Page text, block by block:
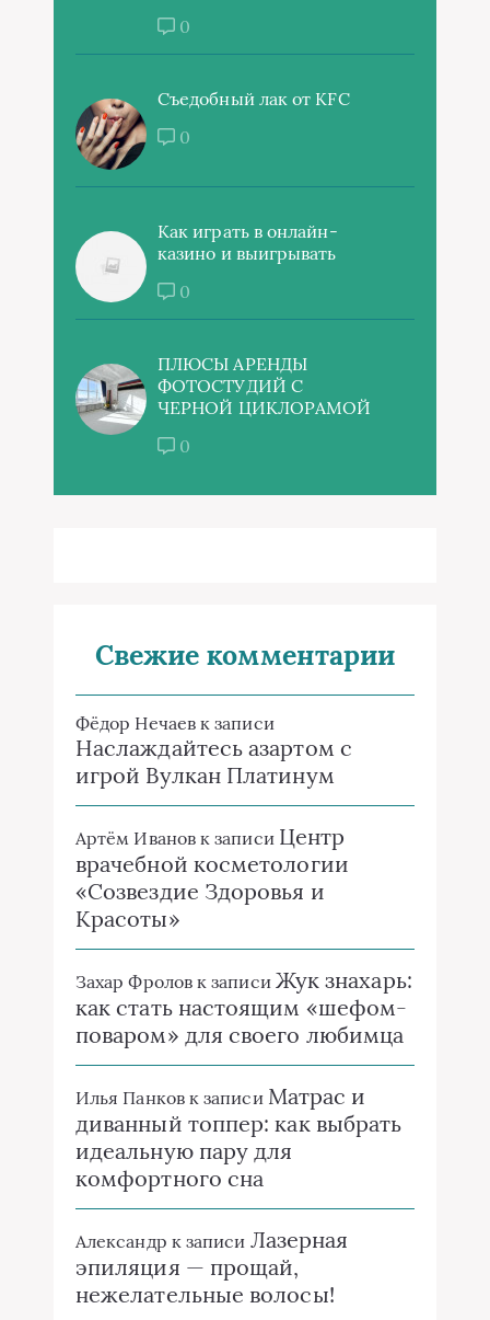
0
Съедобный лак от KFC
0
Как играть в онлайн-
казино и выигрывать
0
ПЛЮСЫ АРЕНДЫ
ФОТОСТУДИЙ С
ЧЕРНОЙ ЦИКЛОРАМОЙ
0
Свежие комментарии
Фёдор Нечаевк записи
Наслаждайтесь азартом с
игрой Вулкан Платинум
Артём Ивановк записи Центр
врачебной косметологии
«Созвездие Здоровья и
Красоты»
Захар Фроловк записи Жук знахарь:
как стать настоящим «шефом-
поваром» для своего любимца
Илья Панковк записи Матрас и
диванный топпер: как выбрать
идеальную пару для
комфортного сна
Александр к записи Лазерная
эпиляция — прощай,
нежелательные волосы!